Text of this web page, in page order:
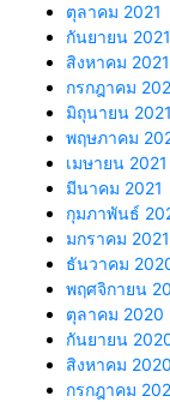
ตุลาคม 2021
กันยายน 2021
สิงหาคม 2021
กรกฎาคม
มิถุนายน 2021
พฤษภาคม
เมษายน 2021
มีนาคม 2021
กุมภาพันธ์
มกราคม 2021
ธันวาคม
พฤศจิกายน
ตุลาคม 2020
กันยายน
สิงหาคม 2020
กรกฎาคม